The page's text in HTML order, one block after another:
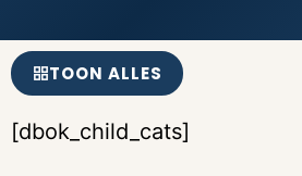
TOON ALLES
[dbok_child_cats]